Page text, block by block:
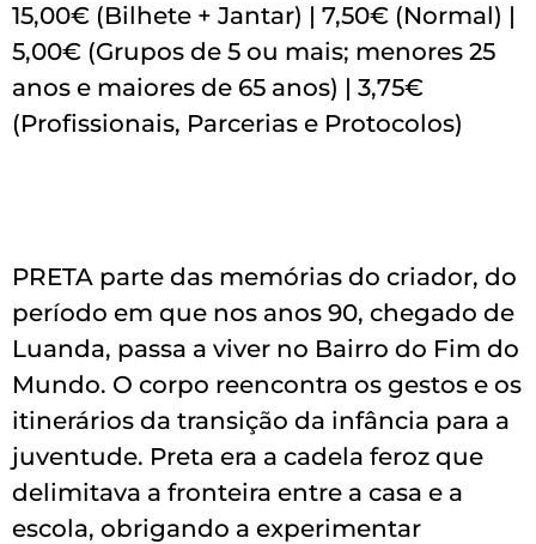
15,00€ (Bilhete + Jantar) | 7,50€ (Normal) |
5,00€ (Grupos de 5 ou mais; menores 25
anos e maiores de 65 anos) | 3,75€
(Profissionais, Parcerias e Protocolos)
PRETA parte das memórias do criador, do
período em que nos anos 90, chegado de
Luanda, passa a viver no Bairro do Fim do
Mundo. O corpo reencontra os gestos e os
itinerários da transição da infância para a
juventude. Preta era a cadela feroz que
delimitava a fronteira entre a casa e a
escola, obrigando a experimentar